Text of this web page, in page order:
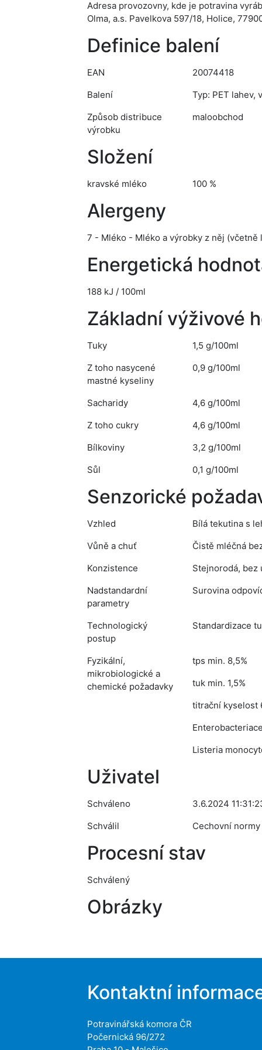
Adresa provozovny, kde je potravina
Olma, a.s. Pavelkova 597/18, Holice,
Definice balení
EAN
20074418
Balení
Typ: PET lahev,
Způsob distribuce
výrobku
maloobchod
Složení
kravské mléko 100 %
Alergeny
7 - Mléko - Mléko a výrobky z něj (včetně
Energetická
188 kJ / 100ml
Základní výživové
Tuky
1,5 g/100ml
Z toho nasycené
mastné kyseliny
0,9 g/100ml
Sacharidy
4,6 g/100ml
Z toho cukry
4,6 g/100ml
Bílkoviny
3,2 g/100ml
Sůl
0,1 g/100ml
Senzorické
Vzhled
Bílá tekutina s
Vůně a chuť
Čistě mléčná
Konzistence
Stejnorodá, bez
Nadstandardní
parametry
Surovina
Technologický
postup
Standardizace
Fyzikální,
mikrobiologické a
chemické požadavky
tps min. 8,5%
tuk min. 1,5%
titrační kyselost
Listeria
Uživatel
Schváleno
3.6.2024
Schválil
Cechovní normy
Procesní stav
Schválený
Obrázky
Kontaktní
Potravinářská komora ČR
Počernická 96/272